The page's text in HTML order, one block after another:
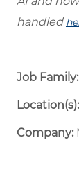
handled
Job Family:
Location(s):
Company: